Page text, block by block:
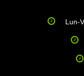
Lun-